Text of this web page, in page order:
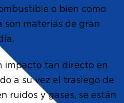
o bien como
son materias de gran
impacto tan directo en
a su vez el trasiego de
ruidos y gases, se están